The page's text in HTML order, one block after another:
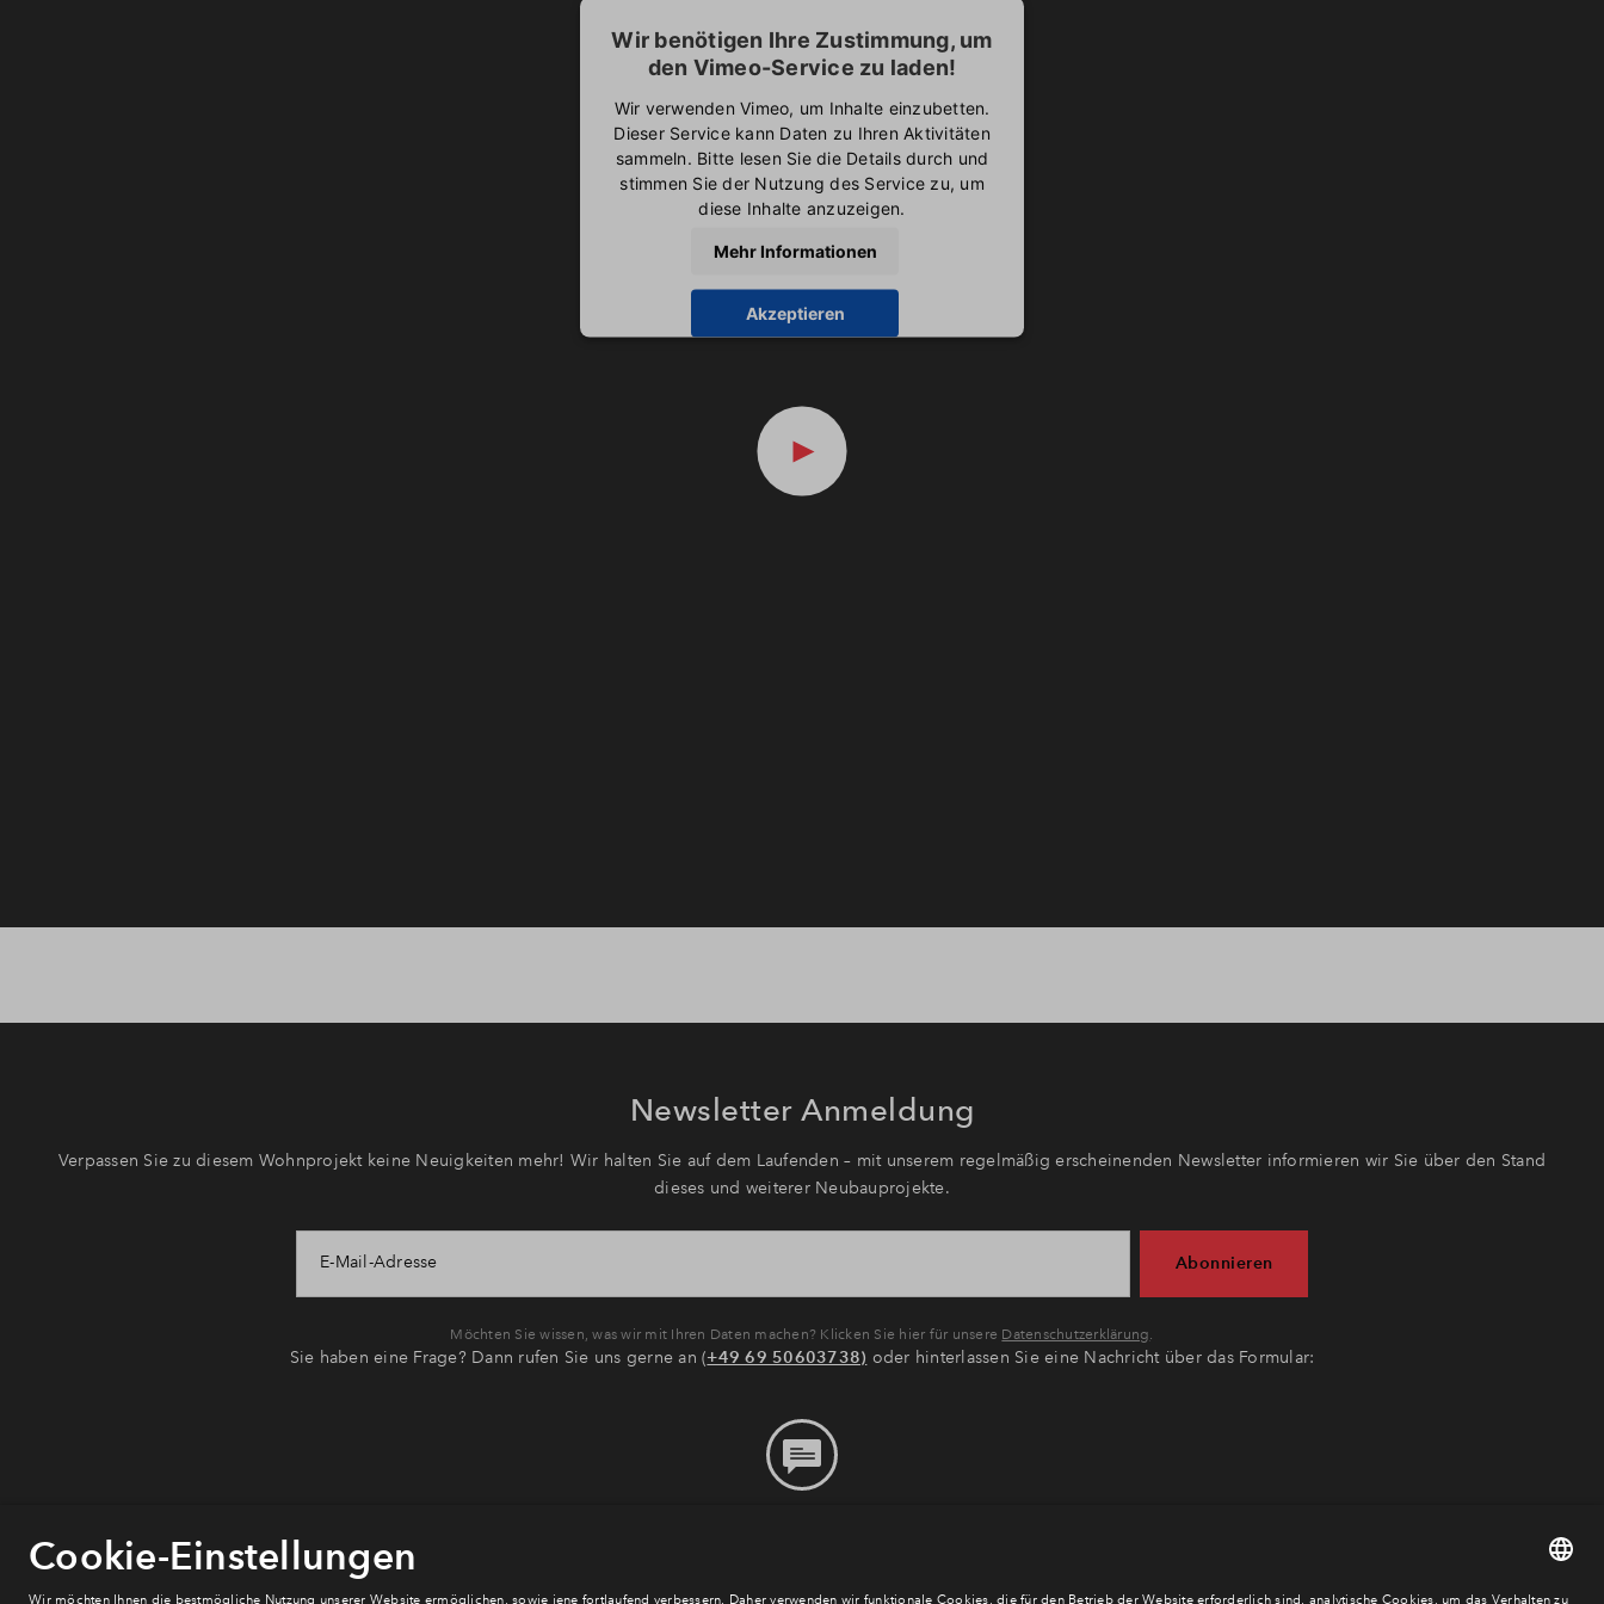
Wir benötigen Ihre Zustimmung, um
den Vimeo-Service zu laden!
Wir verwenden Vimeo, um Inhalte einzubetten.
Dieser Service kann Daten zu Ihren Aktivitäten
sammeln. Bitte lesen Sie die Details durch und
stimmen Sie der Nutzung des Service zu, um
diese Inhalte anzuzeigen.
Mehr Informationen
Akzeptieren
Newsletter Anmeldung
Verpassen Sie zu diesem Wohnprojekt keine Neuigkeiten mehr! Wir halten Sie auf dem Laufenden – mit unserem regelmäßig erscheinenden Newsletter informieren wir Sie über den Stand
dieses und weiterer Neubauprojekte.
E-Mail-Adresse Abonnieren
Möchten Sie wissen, was wir mit Ihren Daten machen? Klicken Sie hier für unsere Datenschutzerklärung.
Sie haben eine Frage? Dann rufen Sie uns gerne an (+49 69 50603738) oder hinterlassen Sie eine Nachricht über das Formular: